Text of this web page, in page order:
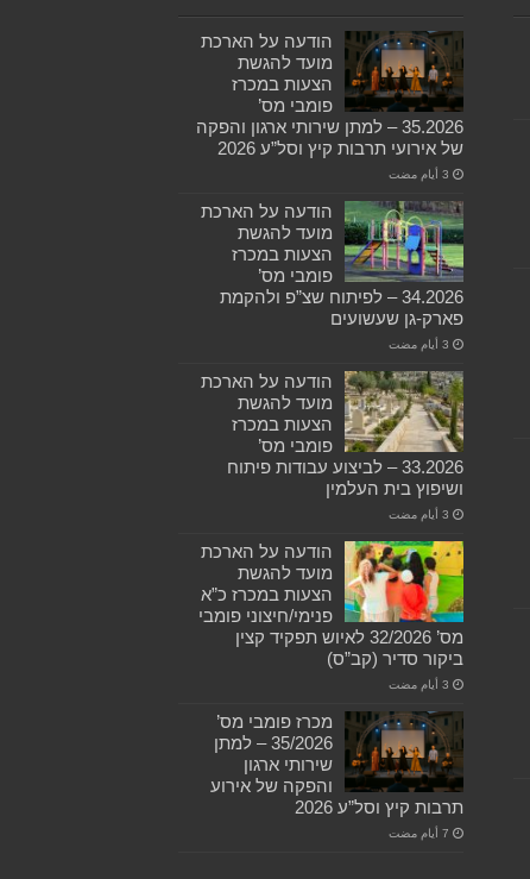
הודעה על הארכת
מועד להגשת
הצעות במכרז
פומבי מס’
35.2026 – למתן שירותי ארגון והפקה
של אירועי תרבות קיץ וסל”ע 2026
הודעה על הארכת
מועד להגשת
הצעות במכרז
פומבי מס’
34.2026 – לפיתוח שצ”פ ולהקמת
פארק-גן שעשועים
הודעה על הארכת
מועד להגשת
הצעות במכרז
פומבי מס’
33.2026 – לביצוע עבודות פיתוח
ושיפוץ בית העלמין
הודעה על הארכת
מועד להגשת
הצעות במכרז כ”א
פנימי/חיצוני פומבי
מס’ 32/2026 לאיוש תפקיד קצין
ביקור סדיר (קב”ס)
מכרז פומבי מס’
35/2026 – למתן
שירותי ארגון
והפקה של אירוע
תרבות קיץ וסל”ע 2026